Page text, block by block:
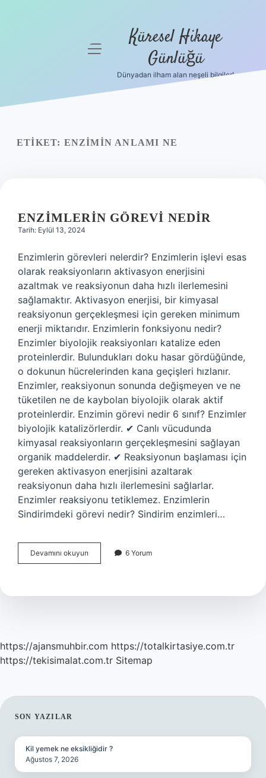
menüyü
Küresel Hikaye
Günlüğü
Dünyadan ilham alan neşeli bilgiler!
ETIKET: ENZIMIN ANLAMI NE
ENZIMLERIN GÖREVI NEDIR
Tarih: Eylül 13, 2024
Enzimlerin görevleri nelerdir? Enzimlerin işlevi esas
olarak reaksiyonların aktivasyon enerjisini
azaltmak ve reaksiyonun daha hızlı ilerlemesini
sağlamaktır. Aktivasyon enerjisi, bir kimyasal
reaksiyonun gerçekleşmesi için gereken minimum
enerji miktarıdır. Enzimlerin fonksiyonu nedir?
Enzimler biyolojik reaksiyonları katalize eden
proteinlerdir. Bulundukları doku hasar gördüğünde,
o dokunun hücrelerinden kana geçişleri hızlanır.
Enzimler, reaksiyonun sonunda değişmeyen ve ne
tüketilen ne de kaybolan biyolojik olarak aktif
proteinlerdir. Enzimin görevi nedir 6 sınıf? Enzimler
biyolojik katalizörlerdir. ✔ Canlı vücudunda
kimyasal reaksiyonların gerçekleşmesini sağlayan
organik maddelerdir. ✔ Reaksiyonun başlaması için
gereken aktivasyon enerjisini azaltarak
reaksiyonun daha hızlı ilerlemesini sağlarlar.
Enzimler reaksiyonu tetiklemez. Enzimlerin
Sindirimdeki görevi nedir? Sindirim enzimleri…
Devamını okuyun Enzimlerin
Görevi
6 Yorum
https://ajansmuhbir.com https://totalkirtasiye.com.tr
https://tekisimalat.com.tr Sitemap
SIDEBAR
SON YAZILAR
Kil yemek ne eksikliğidir ?
Ağustos 7, 2026